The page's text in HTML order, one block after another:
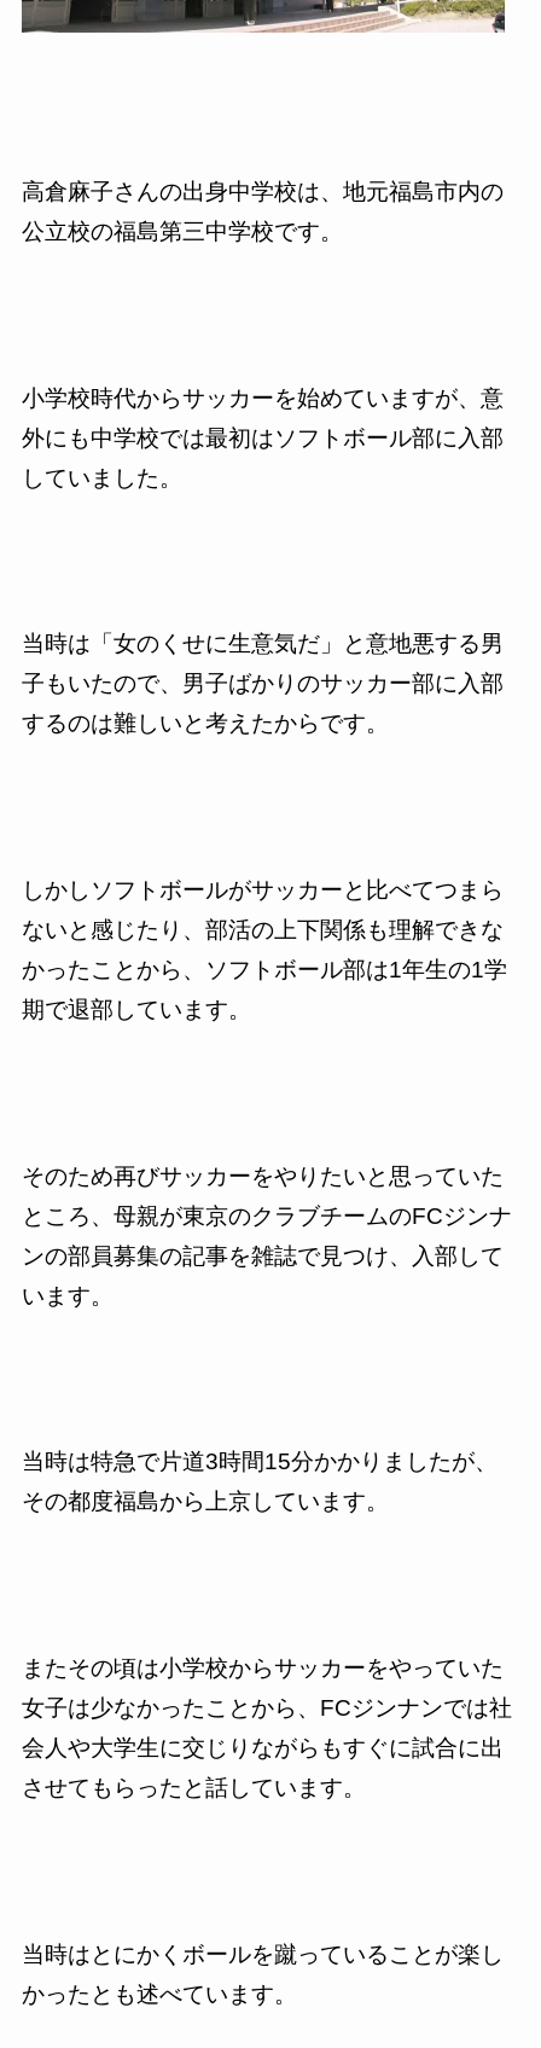
高倉麻子さんの出身中学校は、地元福島市内の
公立校の福島第三中学校です。
小学校時代からサッカーを始めていますが、意
外にも中学校では最初はソフトボール部に入部
していました。
当時は「女のくせに生意気だ」と意地悪する男
子もいたので、男子ばかりのサッカー部に入部
するのは難しいと考えたからです。
しかしソフトボールがサッカーと比べてつまら
ないと感じたり、部活の上下関係も理解できな
かったことから、ソフトボール部は1年生の1学
期で退部しています。
そのため再びサッカーをやりたいと思っていた
ところ、母親が東京のクラブチームのFCジンナ
ンの部員募集の記事を雑誌で見つけ、入部して
います。
当時は特急で片道3時間15分かかりましたが、
その都度福島から上京しています。
またその頃は小学校からサッカーをやっていた
女子は少なかったことから、 FCジンナンでは社
会人や大学生に交じりながらもすぐに試合に出
させてもらったと話しています。
当時はとにかくボールを蹴っていることが楽し
かったとも述べています。